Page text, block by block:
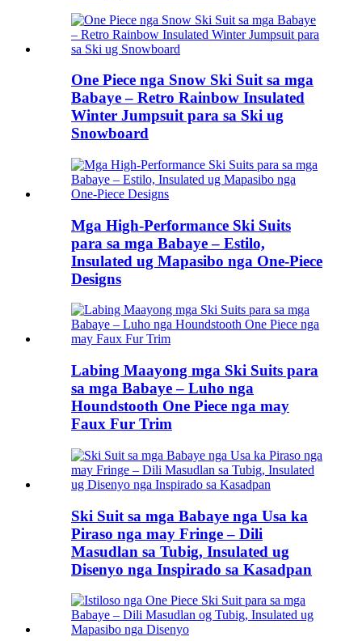
One Piece nga Snow Ski Suit sa mga
Babaye – Retro Rainbow Insulated
Winter Jumpsuit para sa Ski ug
Snowboard
Mga High-Performance Ski Suits
para sa mga Babaye – Estilo,
Insulated ug Mapasibo nga One-Piece
Designs
Labing Maayong mga Ski Suits para
sa mga Babaye – Luho nga
Houndstooth One Piece nga may
Faux Fur Trim
Ski Suit sa mga Babaye nga Usa ka
Piraso nga may Fringe – Dili
Masudlan sa Tubig, Insulated ug
Disenyo nga Inspirado sa Kasadpan